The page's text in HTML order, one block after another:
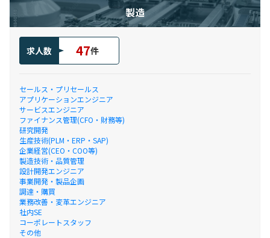
製造
求人数 47件
セールス・プリセールス
アプリケーションエンジニア
サービスエンジニア
ファイナンス管理(CFO・財務等)
研究開発
生産技術(PLM・ERP・SAP)
企業経営(CEO・COO等)
製造技術・品質管理
設計開発エンジニア
事業開発・製品企画
調達・購買
業務改善・変革エンジニア
社内SE
コーポレートスタッフ
その他